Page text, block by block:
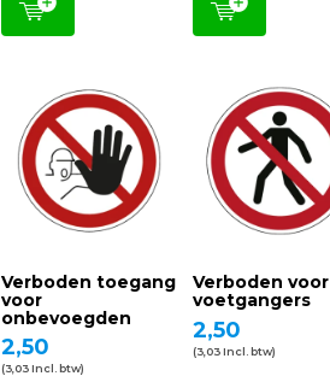
Verboden toegang
voor
onbevoegden
2,50
(3,03 Incl. btw)
Verboden voor
voetgangers
2,50
(3,03 Incl. btw)